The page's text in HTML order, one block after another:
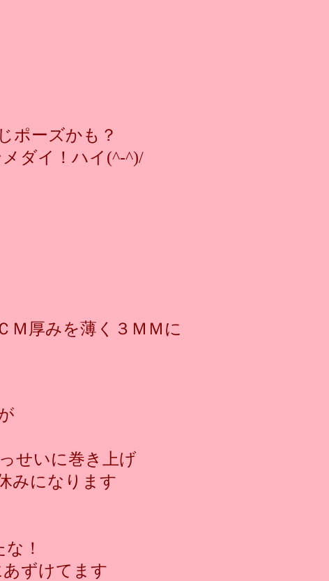
ポーズかも？
ダイ！ハイ(^-^)/
Ｍ厚みを薄く３ＭＭに
せいに巻き上げ
みになります
！
あずけてます